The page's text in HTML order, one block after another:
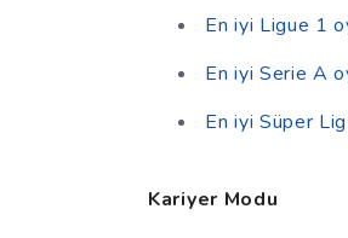
En iyi Ligue 1
En iyi Serie A
En iyi Süper
Kariyer Modu